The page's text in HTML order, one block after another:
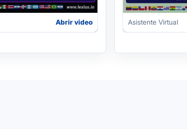
Abrir video Asistente Virtual